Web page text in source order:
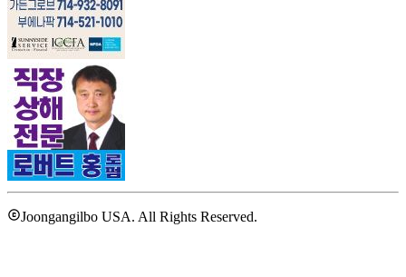
Joongangilbo USA. All Rights Reserved.